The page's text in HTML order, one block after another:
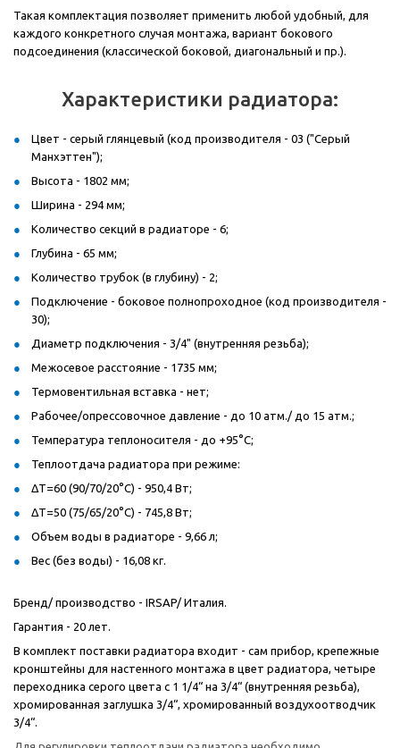
Такая комплектация позволяет применить любой удобный, для
каждого конкретного случая монтажа, вариант бокового
подсоединения (классической боковой, диагональный и пр.).
Характеристики радиатора:
Цвет - серый глянцевый (код производителя - 03 ("Серый
Манхэттен");
Высота - 1802 мм;
Ширина - 294 мм;
Количество секций в радиаторе - 6;
Глубина - 65 мм;
Количество трубок (в глубину) - 2;
Подключение - боковое полнопроходное (код производителя -
30);
Диаметр подключения - 3/4" (внутренняя резьба);
Межосевое расстояние - 1735 мм;
Термовентильная вставка - нет;
Рабочее/опрессовочное давление - до 10 атм./ до 15 атм.;
Температура теплоносителя - до +95°C;
Теплоотдача радиатора при режиме:
ΔT=60 (90/70/20°C) - 950,4 Вт;
ΔT=50 (75/65/20°C) - 745,8 Вт;
Объем воды в радиаторе - 9,66 л;
Вес (без воды) - 16,08 кг.
Бренд/ производство - IRSAP/ Италия.
Гарантия - 20 лет.
В комплект поставки радиатора входит - сам прибор, крепежные
кронштейны для настенного монтажа в цвет радиатора, четыре
переходника серого цвета с 1 1/4“ на 3/4“ (внутренняя резьба),
хромированная заглушка 3/4“, хромированный воздухоотводчик
3/4“.